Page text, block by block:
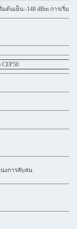
ต้นเย็น:-148 dBm การเริ่มต้
น่งการสับสน